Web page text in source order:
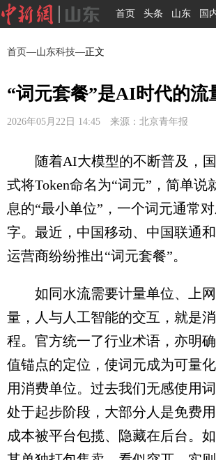
首页 头条 山东 国
首页—山东科技—正文
“词元套餐”是AI时代的流
2026年05月22日 14:45 来源：北京青年报
随着AI大模型的不断普及，国
式将Token命名为“词元”，简单说
息的“最小单位”，一个词元通常
字。最近，中国移动、中国联通
运营商纷纷推出“词元套餐”。
如同水流需要计量单位、上网
量，人与人工智能的交互，就是
程。官方统一了行业术语，亦明
值锚点的定位，使词元成为可量
用消费单位。过去我们无感使用
处于起步阶段，大部分人是免费
成本被平台包揽、隐藏在后台。